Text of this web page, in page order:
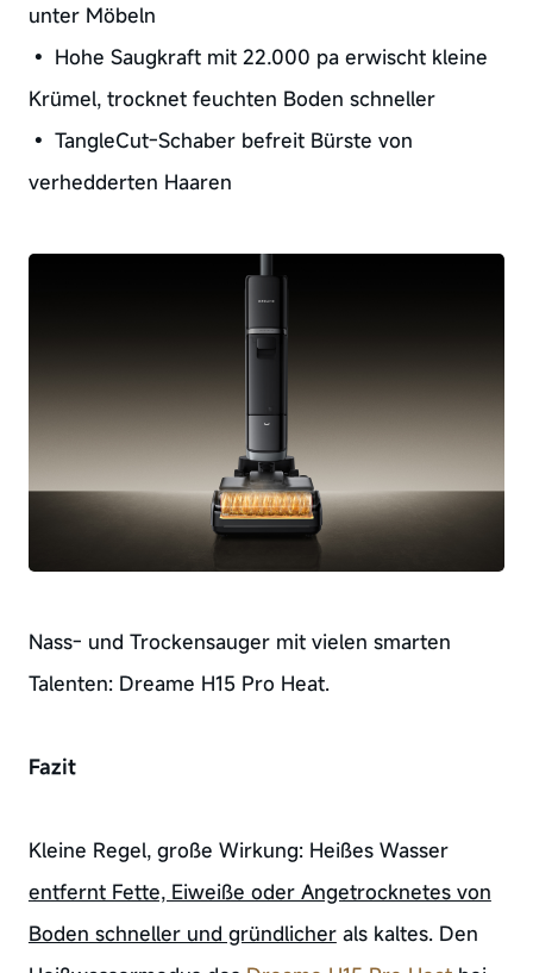
unter Möbeln
• Hohe Saugkraft mit 22.000 pa erwischt kleine
Krümel, trocknet feuchten Boden schneller
• TangleCut-Schaber befreit Bürste von
verhedderten Haaren
Nass- und Trockensauger mit vielen smarten
Talenten: Dreame H15 Pro Heat.
Fazit
Kleine Regel, große Wirkung: Heißes Wasser
entfernt Fette, Eiweiße oder Angetrocknetes von
Boden schneller und gründlicherals kaltes. Den